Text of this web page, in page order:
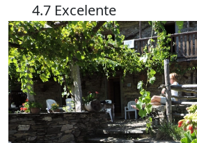
4.7 Excelente